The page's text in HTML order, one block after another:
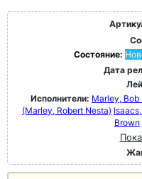
Состояние:
Дата
Исполнители: Marley, Bob
(Marley, Robert Nesta)
Brown